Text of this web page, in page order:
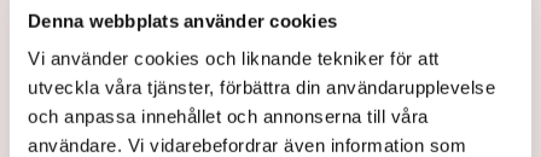
Denna webbplats använder cookies
Vi använder cookies och liknande tekniker för att
utveckla våra tjänster, förbättra din användarupplevelse
och anpassa innehållet och annonserna till våra
användare. Vi vidarebefordrar även information som
1 year ago | Av: Redaktionen